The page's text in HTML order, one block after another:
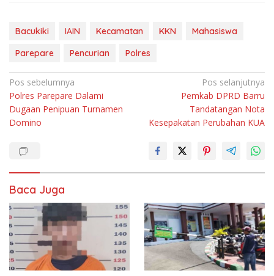
Bacukiki IAIN Kecamatan KKN
Mahasiswa
Parepare
Pencurian Polres
Navigasi
pos
Pos sebelumnya
Polres Parepare Dalami
Dugaan Penipuan Turnamen
Domino
Pos selanjutnya
Pemkab DPRD Barru
Tandatangan Nota
Kesepakatan Perubahan KUA
Baca Juga